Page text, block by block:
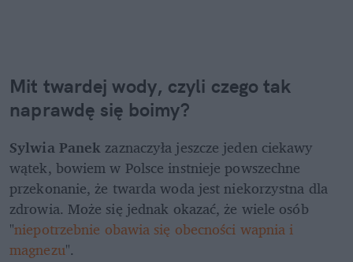
Mit twardej wody, czyli czego tak
naprawdę się boimy?
Sylwia Panek zaznaczyła jeszcze jeden ciekawy
wątek, bowiem w Polsce instnieje powszechne
przekonanie, że twarda woda jest niekorzystna dla
zdrowia. Może się jednak okazać, że wiele osób
"niepotrzebnie obawia się obecności wapnia i
magnezu".